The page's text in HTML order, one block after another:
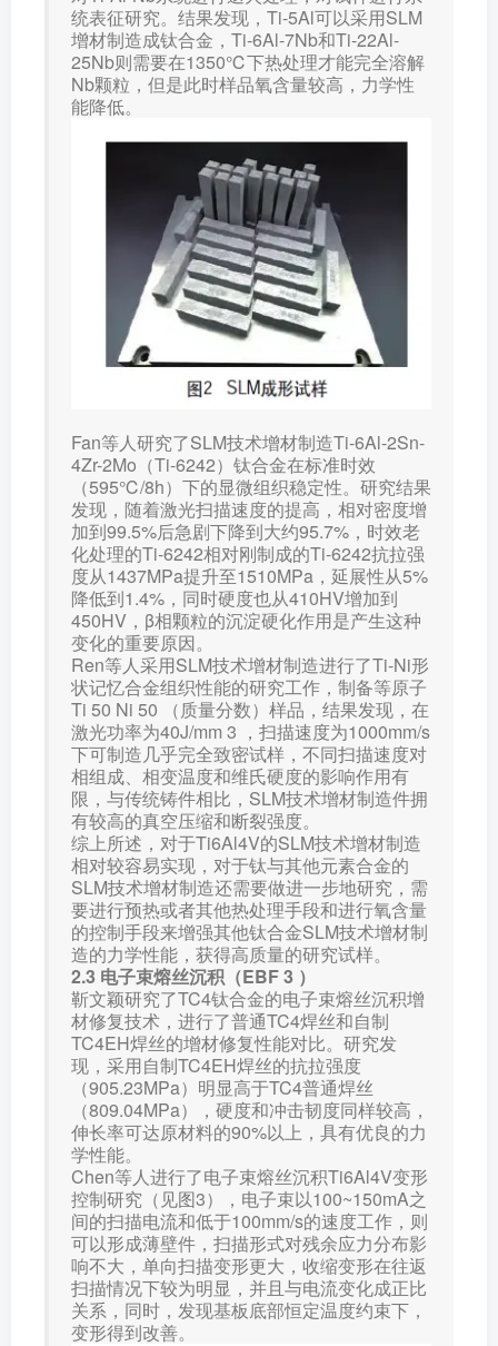
统表征研究。结果发现，Ti-5Al可以采用SLM
增材制造成钛合金，Ti-6Al-7Nb和Ti-22Al-
25Nb则需要在1350℃下热处理才能完全溶解
Nb颗粒，但是此时样品氧含量较高，力学性
能降低。
Fan等人研究了SLM技术增材制造Ti-6Al-2Sn-
4Zr-2Mo（Ti-6242）钛合金在标准时效
（595℃/8h）下的显微组织稳定性。研究结果
发现，随着激光扫描速度的提高，相对密度增
加到99.5%后急剧下降到大约95.7%，时效老
化处理的Ti-6242相对刚制成的Ti-6242抗拉强
度从1437MPa提升至1510MPa，延展性从5%
降低到1.4%，同时硬度也从410HV增加到
450HV，β相颗粒的沉淀硬化作用是产生这种
变化的重要原因。
Ren等人采用SLM技术增材制造进行了Ti-Ni形
状记忆合金组织性能的研究工作，制备等原子
Ti 50 Ni 50 （质量分数）样品，结果发现，在
激光功率为40J/mm 3 ，扫描速度为1000mm/s
下可制造几乎完全致密试样，不同扫描速度对
相组成、相变温度和维氏硬度的影响作用有
限，与传统铸件相比，SLM技术增材制造件拥
有较高的真空压缩和断裂强度。
综上所述，对于Ti6Al4V的SLM技术增材制造
相对较容易实现，对于钛与其他元素合金的
SLM技术增材制造还需要做进一步地研究，需
要进行预热或者其他热处理手段和进行氧含量
的控制手段来增强其他钛合金SLM技术增材制
造的力学性能，获得高质量的研究试样。
2.3 电子束熔丝沉积（EBF 3 ）
靳文颖研究了TC4钛合金的电子束熔丝沉积增
材修复技术，进行了普通TC4焊丝和自制
TC4EH焊丝的增材修复性能对比。研究发
现，采用自制TC4EH焊丝的抗拉强度
（905.23MPa）明显高于TC4普通焊丝
（809.04MPa），硬度和冲击韧度同样较高，
伸长率可达原材料的90%以上，具有优良的力
学性能。
Chen等人进行了电子束熔丝沉积Ti6Al4V变形
控制研究（见图3），电子束以100~150mA之
间的扫描电流和低于100mm/s的速度工作，则
可以形成薄壁件，扫描形式对残余应力分布影
响不大，单向扫描变形更大，收缩变形在往返
扫描情况下较为明显，并且与电流变化成正比
关系，同时，发现基板底部恒定温度约束下，
变形得到改善。